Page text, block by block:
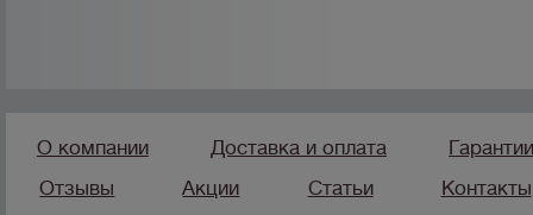
О компании Доставка и оплата
Отзывы
Акции Статьи Контакты